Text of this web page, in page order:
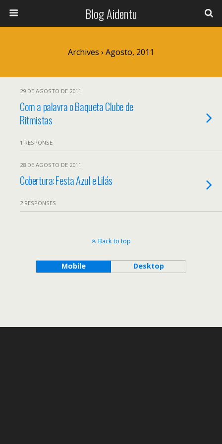
Blog Aidentu
Archives › Agosto, 2011
29 DE AGOSTO DE 2011
Com a palavra o Baqueta Clube de
Ritmistas
1 RESPONSE
28 DE AGOSTO DE 2011
Cobertura: Festa Azul e Lilás
2 RESPONSES
Back to top
Mobile Desktop